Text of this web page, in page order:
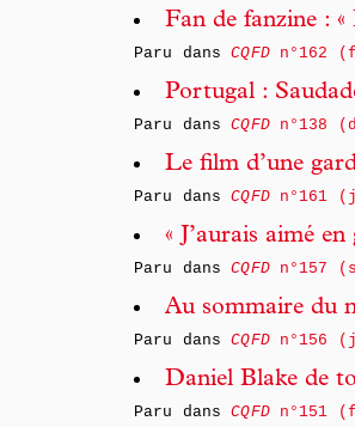
Fan de fanzine : «
Paru dansCQFDn°162
Portugal :
Paru dansCQFDn°138
Le film d’une
Paru dansCQFDn°161
« J’aurais aimé
Paru dansCQFDn°157
Au sommaire du
Paru dansCQFDn°156
Daniel Blake de
Paru dansCQFDn°151